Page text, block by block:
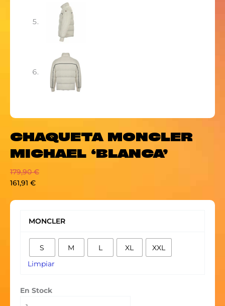
CHAQUETA MONCLER
MICHAEL ‘BLANCA’
179,90€
161,91 €
MONCLER
S M L XL XXL
Limpiar
En Stock
‘BLANCA’
cantidad